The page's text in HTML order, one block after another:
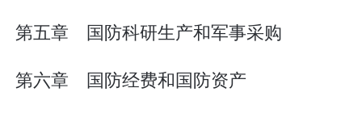
第五章 国防科研生产和军事采购
第六章 国防经费和国防资产